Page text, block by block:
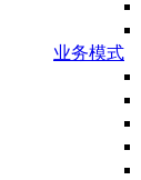
业务模式